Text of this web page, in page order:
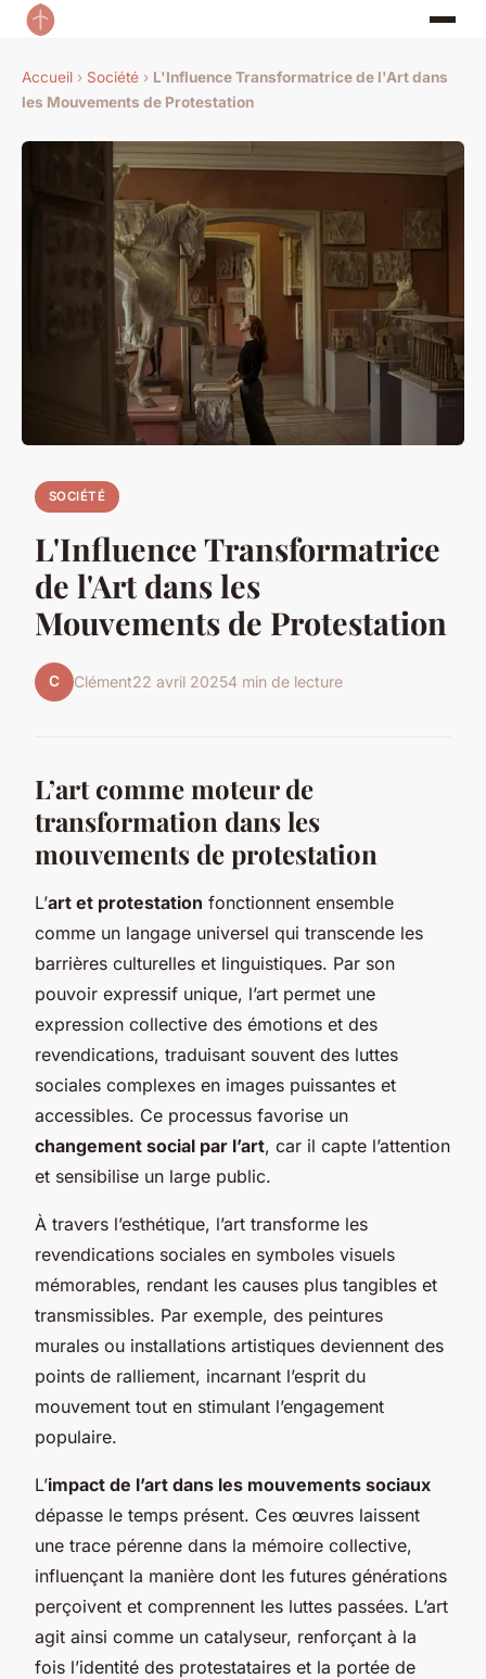
Accueil › Société › L'Influence Transformatrice de l'Art dans
les Mouvements de Protestation
SOCIÉTÉ
L'Influence Transformatrice
de l'Art dans les
Mouvements de Protestation
C Clément22 avril 20254 min de lecture
L’art comme moteur de
transformation dans les
mouvements de protestation
L’art et protestation fonctionnent ensemble
comme un langage universel qui transcende les
barrières culturelles et linguistiques. Par son
pouvoir expressif unique, l’art permet une
expression collective des émotions et des
revendications, traduisant souvent des luttes
sociales complexes en images puissantes et
accessibles. Ce processus favorise un
changement social par l’art, car il capte l’attention
et sensibilise un large public.
À travers l’esthétique, l’art transforme les
revendications sociales en symboles visuels
mémorables, rendant les causes plus tangibles et
transmissibles. Par exemple, des peintures
murales ou installations artistiques deviennent des
points de ralliement, incarnant l’esprit du
mouvement tout en stimulant l’engagement
populaire.
L’impact de l’art dans les mouvements sociaux
dépasse le temps présent. Ces œuvres laissent
une trace pérenne dans la mémoire collective,
influençant la manière dont les futures générations
perçoivent et comprennent les luttes passées. L’art
agit ainsi comme un catalyseur, renforçant à la
fois l’identité des protestataires et la portée de